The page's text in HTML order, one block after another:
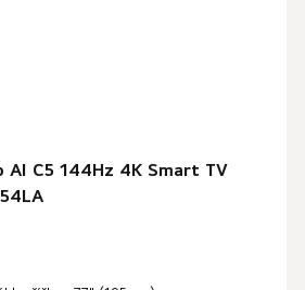
AI C5 144Hz 4K Smart TV